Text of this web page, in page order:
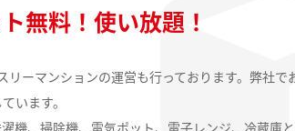
無料！使い放題！
ーマンションの運営も行っております。弊社で
います。